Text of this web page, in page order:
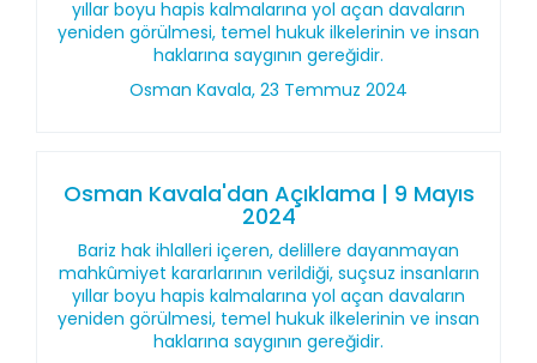
yıllar boyu hapis kalmalarına yol açan davaların
yeniden görülmesi, temel hukuk ilkelerinin ve insan
haklarına saygının gereğidir.
Osman Kavala, 23 Temmuz 2024
Osman Kavala'dan Açıklama | 9 Mayıs
2024
Bariz hak ihlalleri içeren, delillere dayanmayan
mahkûmiyet kararlarının verildiği, suçsuz insanların
yıllar boyu hapis kalmalarına yol açan davaların
yeniden görülmesi, temel hukuk ilkelerinin ve insan
haklarına saygının gereğidir.